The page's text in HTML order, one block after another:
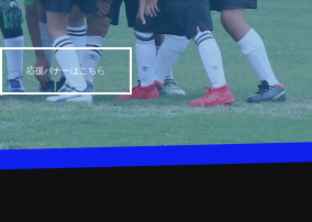
応援バナーはこちら